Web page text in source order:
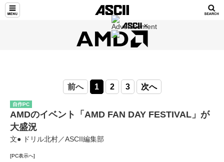
前へ 1 2 3 次へ
自作PC
AMDのイベント「AMD FAN DAY FESTIVAL」が
大盛況
文● ドリル北村／ASCII編集部
[PC表示へ]